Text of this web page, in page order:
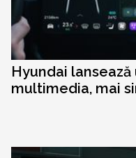
Hyundai
multimedia, mai